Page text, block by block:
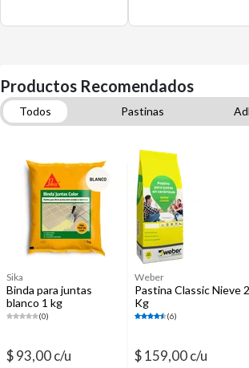
Productos Recomendados
Todos Pastinas
Sika
Binda para juntas
blanco 1 kg
(0)
$ 93,00 c/u
Weber
Pastina Classic Nieve 2
Kg
(6)
$ 159,00 c/u